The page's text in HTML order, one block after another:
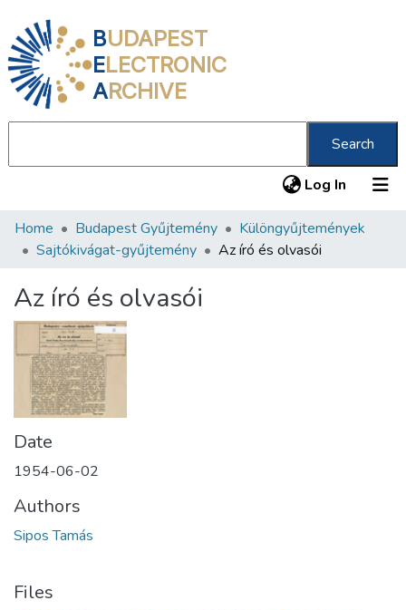
BUDAPEST
ELECTRONIC
ARCHIVE
Search
Log In (current)
Communities & Collections
Statistics
About us
Home Budapest Gyűjtemény
Különgyűjtemények
Sajtókivágat-gyűjtemény
Az író és olvasói
Az író és olvasói
Date
1954-06-02
Authors
Sipos Tamás
Files